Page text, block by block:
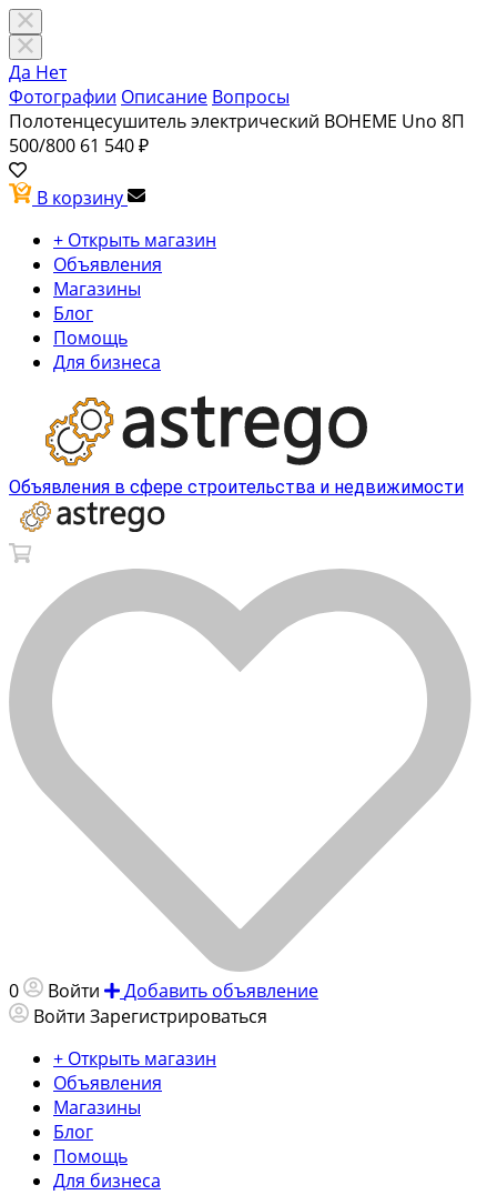
Да Нет
Фотографии Описание Вопросы
Полотенцесушитель электрический BOHEME Uno 8П
500/800 61 540 ₽
В корзину
+ Открыть магазин
Объявления
Магазины
Блог
Помощь
Для бизнеса
Объявления в сфере строительства и недвижимости
0 Войти
Добавить объявление
Войти Зарегистрироваться
+ Открыть магазин
Объявления
Магазины
Блог
Помощь
Для бизнеса